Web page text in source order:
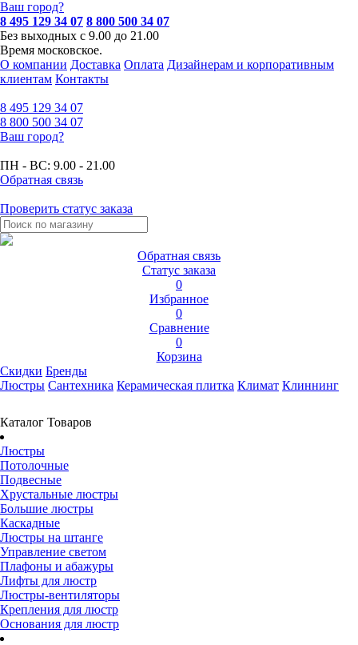
Ваш город?
8 495 129 34 07 8 800 500 34 07
Без выходных с 9.00 до 21.00
Время московское.
О компании Доставка Оплата Дизайнерам и корпоративным
клиентам Контакты
8 495 129 34 07
8 800 500 34 07
Ваш город?
ПН - ВС: 9.00 - 21.00
Обратная связь
Проверить статус заказа
Обратная связь
Статус заказа
0
Избранное
0
Сравнение
0
Корзина
Скидки Бренды
Люстры Сантехника Керамическая плитка Климат Клиннинг
Каталог Товаров
Люстры
Потолочные
Подвесные
Хрустальные люстры
Большие люстры
Каскадные
Люстры на штанге
Управление светом
Плафоны и абажуры
Лифты для люстр
Люстры-вентиляторы
Крепления для люстр
Основания для люстр